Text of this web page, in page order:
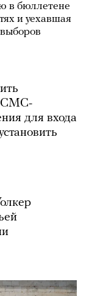
в бюллетене
и уехавшая
СМС-
для входа